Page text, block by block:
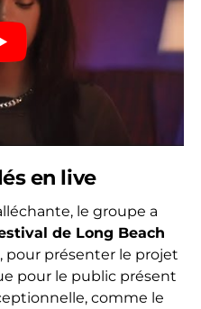
en live
le groupe a
de Long Beach
pour présenter le projet
pour le public présent
comme le